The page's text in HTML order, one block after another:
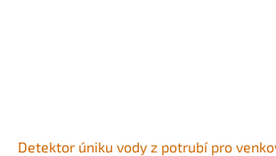
Detektor úniku vody z potrubí pro